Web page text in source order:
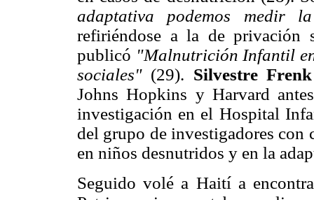
adaptativa podemos medir
refiriéndose a la de privación
publicó "Malnutrición Infantil
sociales" (29). Silvestre
Johns Hopkins y Harvard
investigación en el Hospital
del grupo de investigadores con
en niños desnutridos y en la
Seguido volé a Haití a